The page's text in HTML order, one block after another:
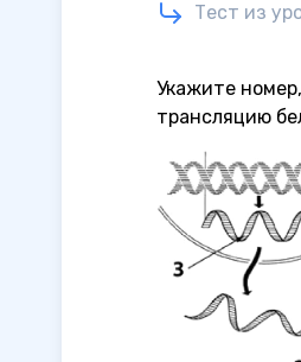
Тест из
Укажите
трансляцию